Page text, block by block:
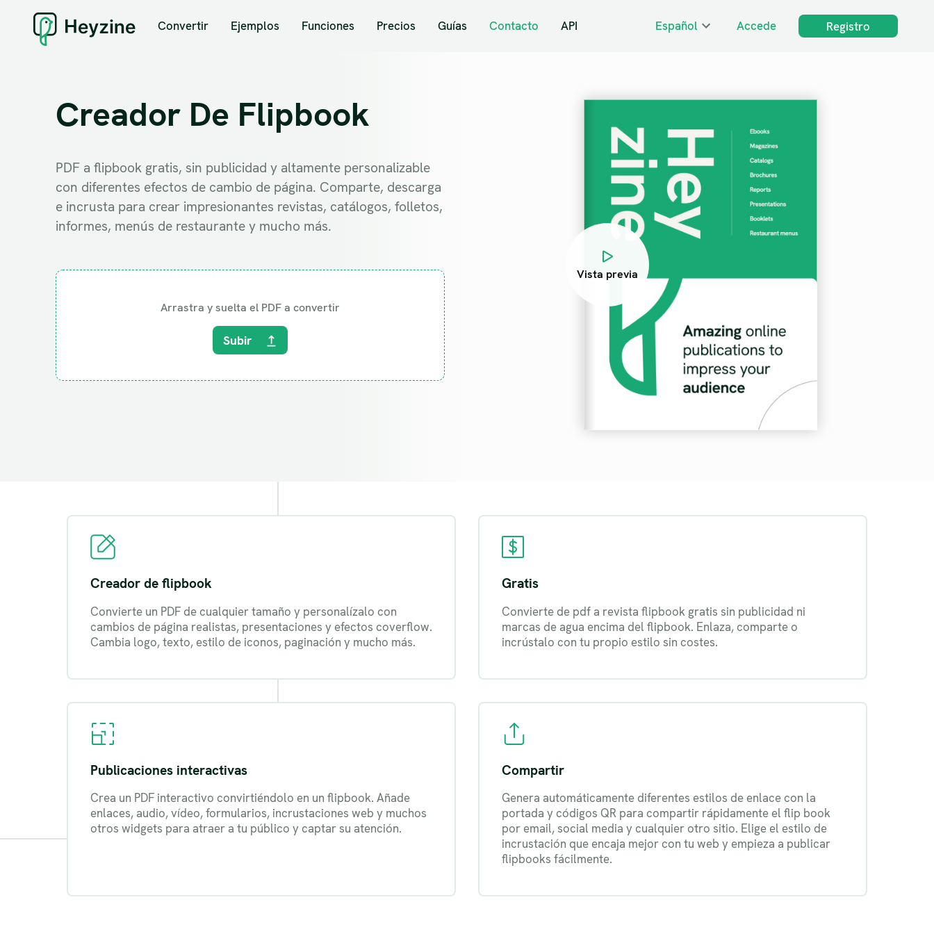
Convertir Ejemplos Funciones Precios Guías Contacto API Español Accede Registro
Creador De Flipbook
PDF a flipbook gratis, sin publicidad y altamente personalizable
con diferentes efectos de cambio de página. Comparte, descarga
e incrusta para crear impresionantes revistas, catálogos, folletos,
informes, menús de restaurante y mucho más.
Arrastra y suelta el PDF a convertir
Subir
Vista previa
Creador de flipbook
Convierte un PDF de cualquier tamaño y personalízalo con
cambios de página realistas, presentaciones y efectos coverflow.
Cambia logo, texto, estilo de iconos, paginación y mucho más.
Gratis
Convierte de pdf a revista flipbook gratis sin publicidad ni
marcas de agua encima del flipbook. Enlaza, comparte o
incrústalo con tu propio estilo sin costes.
Publicaciones interactivas
Crea un PDF interactivo convirtiéndolo en un flipbook. Añade
enlaces, audio, vídeo, formularios, incrustaciones web y muchos
otros widgets para atraer a tu público y captar su atención.
Compartir
Genera automáticamente diferentes estilos de enlace con la
portada y códigos QR para compartir rápidamente el flip book
por email, social media y cualquier otro sitio. Elige el estilo de
incrustación que encaja mejor con tu web y empieza a publicar
flipbooks fácilmente.